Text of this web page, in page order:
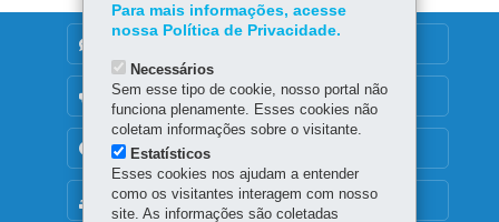
MAPA DO SITE
OUVIDORIA
TRANSPARÊNCIA INSTITUCIONAL
Para mais informações, acesse
nossa Política de Privacidade.
Necessários
Sem esse tipo de cookie, nosso portal não
funciona plenamente. Esses cookies não
coletam informações sobre o visitante.
Estatísticos
Esses cookies nos ajudam a entender
como os visitantes interagem com nosso
site. As informações são coletadas